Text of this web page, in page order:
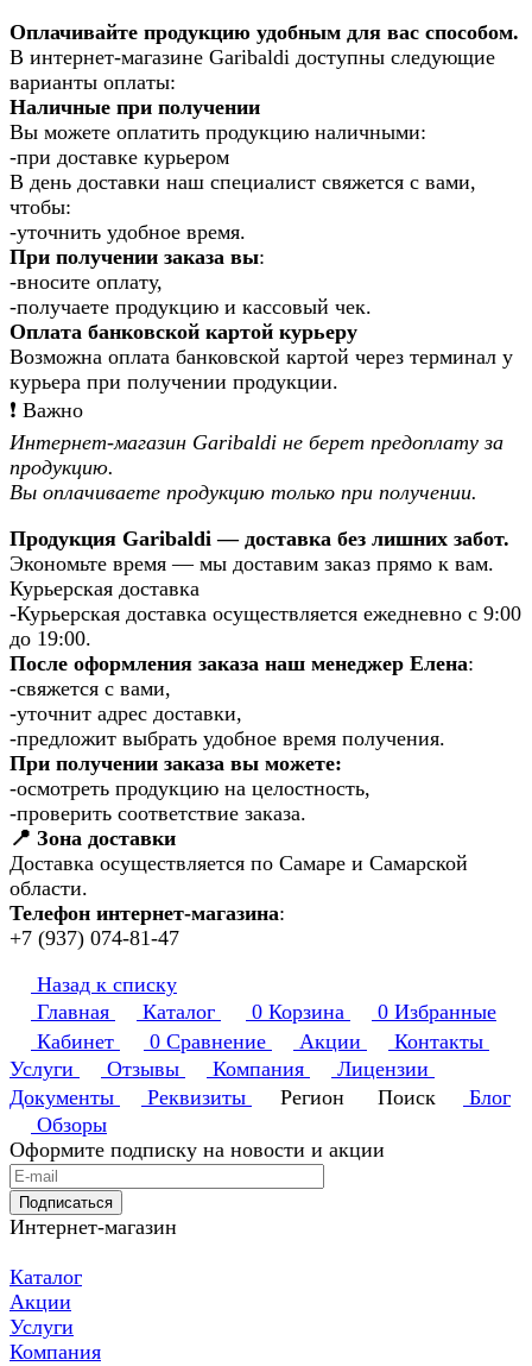
Оплачивайте продукцию удобным для вас способом.
В интернет-магазине Garibaldi доступны следующие
варианты оплаты:
Наличные при получении
Вы можете оплатить продукцию наличными:
-при доставке курьером
В день доставки наш специалист свяжется с вами,
чтобы:
-уточнить удобное время.
При получении заказа вы:
-вносите оплату,
-получаете продукцию и кассовый чек.
Оплата банковской картой курьеру
Возможна оплата банковской картой через терминал у
курьера при получении продукции.
❗️ Важно
Интернет-магазин Garibaldi не берет предоплату за
продукцию.
Вы оплачиваете продукцию только при получении.
Продукция Garibaldi — доставка без лишних забот.
Экономьте время — мы доставим заказ прямо к вам.
Курьерская доставка
-Курьерская доставка осуществляется ежедневно с 9:00
до 19:00.
После оформления заказа наш менеджер Елена:
-свяжется с вами,
-уточнит адрес доставки,
-предложит выбрать удобное время получения.
При получении заказа вы можете:
-осмотреть продукцию на целостность,
-проверить соответствие заказа.
📍 Зона доставки
Доставка осуществляется по Самаре и Самарской
области.
Телефон интернет-магазина:
+7 (937) 074-81-47
Назад к списку
Главная
Каталог 0 Корзина 0 Избранные
Кабинет
0 Сравнение Акции
Контакты
Услуги
Отзывы Компания
Лицензии
Документы
Реквизиты Регион Поиск
Блог
Обзоры
Оформите подписку на новости и акции
Подписаться
Интернет-магазин
Каталог
Акции
Услуги
Компания